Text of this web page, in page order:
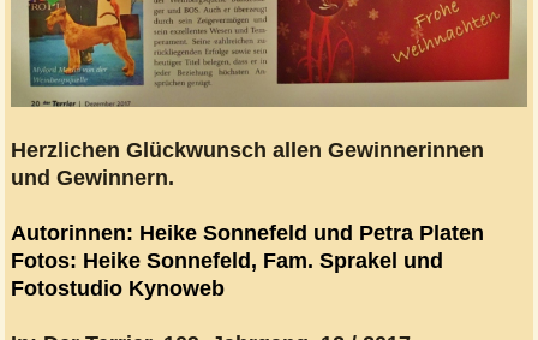
Herzlichen Glückwunsch allen Gewinnerinnen
und Gewinnern.
Autorinnen: Heike Sonnefeld und Petra Platen
Fotos: Heike Sonnefeld, Fam. Sprakel und
Fotostudio Kynoweb